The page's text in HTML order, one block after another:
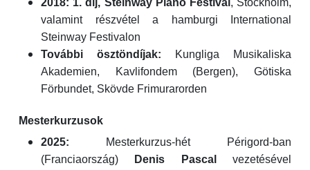
2018: 1. díj, Steinway Piano Festival , Stockholm,
valamint részvétel a hamburgi International
Steinway Festivalon
További ösztöndíjak: Kungliga Musikaliska
Akademien, Kavlifondem (Bergen), Götiska
Förbundet, Skövde Frimurarorden
Mesterkurzusok
2025: Mesterkurzus-hét Périgord-ban
(Franciaország)
Denis Pascal
vezetésével